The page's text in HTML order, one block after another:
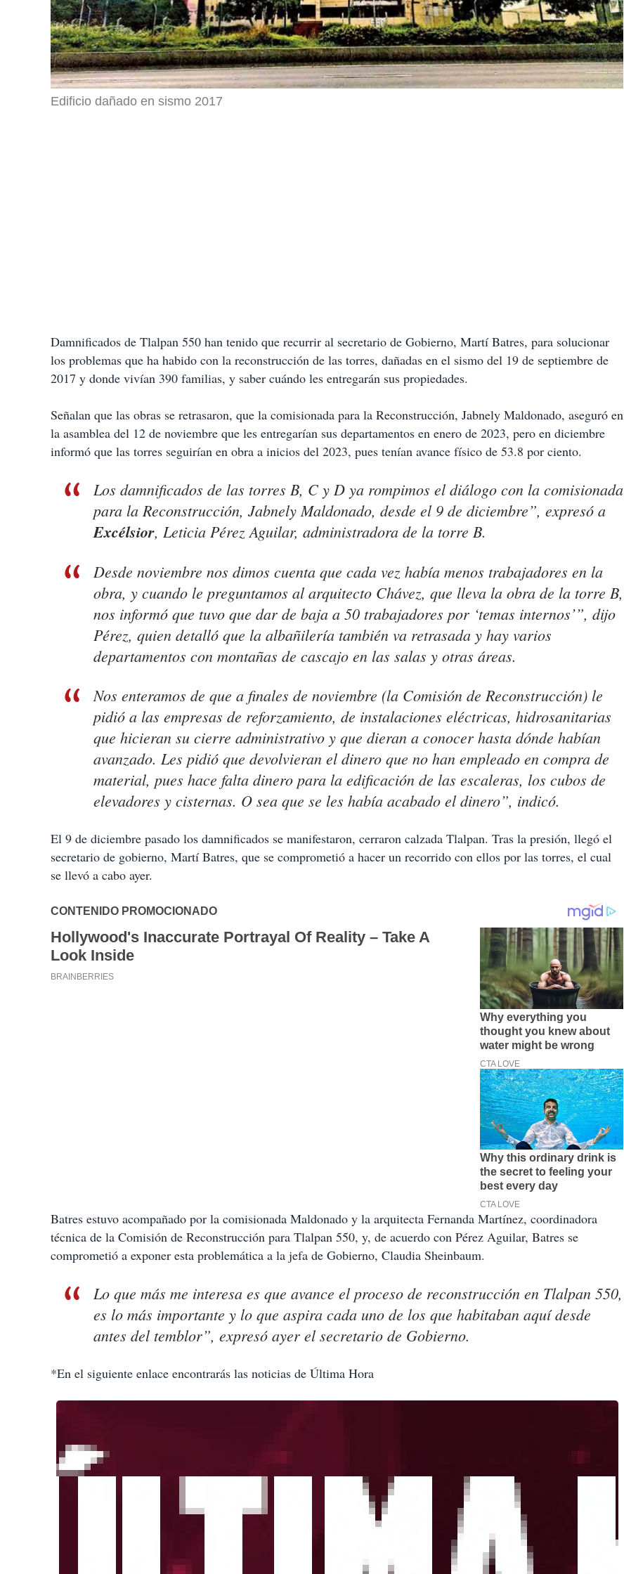
Edificio dañado en sismo 2017
Damnificados de Tlalpan 550 han tenido que recurrir al secretario de Gobierno, Martí Batres, para solucionar
los problemas que ha habido con la reconstrucción de las torres, dañadas en el sismo del 19 de septiembre de
2017 y donde vivían 390 familias, y saber cuándo les entregarán sus propiedades.
Señalan que las obras se retrasaron, que la comisionada para la Reconstrucción, Jabnely Maldonado, aseguró en
la asamblea del 12 de noviembre que les entregarían sus departamentos en enero de 2023, pero en diciembre
informó que las torres seguirían en obra a inicios del 2023, pues tenían avance físico de 53.8 por ciento.
Los damnificados de las torres B, C y D ya rompimos el diálogo con la comisionada
para la Reconstrucción, Jabnely Maldonado, desde el 9 de diciembre”, expresó a
Excélsior, Leticia Pérez Aguilar, administradora de la torre B.
Desde noviembre nos dimos cuenta que cada vez había menos trabajadores en la
obra, y cuando le preguntamos al arquitecto Chávez, que lleva la obra de la torre B,
nos informó que tuvo que dar de baja a 50 trabajadores por ‘temas internos’”, dijo
Pérez, quien detalló que la albañilería también va retrasada y hay varios
departamentos con montañas de cascajo en las salas y otras áreas.
Nos enteramos de que a finales de noviembre (la Comisión de Reconstrucción) le
pidió a las empresas de reforzamiento, de instalaciones eléctricas, hidrosanitarias
que hicieran su cierre administrativo y que dieran a conocer hasta dónde habían
avanzado. Les pidió que devolvieran el dinero que no han empleado en compra de
material, pues hace falta dinero para la edificación de las escaleras, los cubos de
elevadores y cisternas. O sea que se les había acabado el dinero”, indicó.
El 9 de diciembre pasado los damnificados se manifestaron, cerraron calzada Tlalpan. Tras la presión, llegó el
secretario de gobierno, Martí Batres, que se comprometió a hacer un recorrido con ellos por las torres, el cual
se llevó a cabo ayer.
Batres estuvo acompañado por la comisionada Maldonado y la arquitecta Fernanda Martínez, coordinadora
técnica de la Comisión de Reconstrucción para Tlalpan 550, y, de acuerdo con Pérez Aguilar, Batres se
comprometió a exponer esta problemática a la jefa de Gobierno, Claudia Sheinbaum.
Lo que más me interesa es que avance el proceso de reconstrucción en Tlalpan 550,
es lo más importante y lo que aspira cada uno de los que habitaban aquí desde
antes del temblor”, expresó ayer el secretario de Gobierno.
*En el siguiente enlace encontrarás las noticias de Última Hora